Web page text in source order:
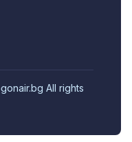
All rights